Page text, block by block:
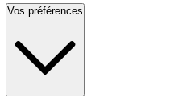
Vos préférences